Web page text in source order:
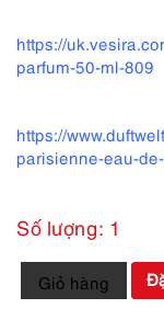
https://
parfum-50-ml-809
https://
parisienne-eau-
Số lượng: 1
0156-
YVES
Giỏ hàng